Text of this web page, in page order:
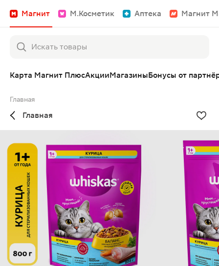
Магнит М.Косметик Аптека Магнит
Карта Магнит ПлюсАкцииМагазиныБонусы от
Главная
Главная